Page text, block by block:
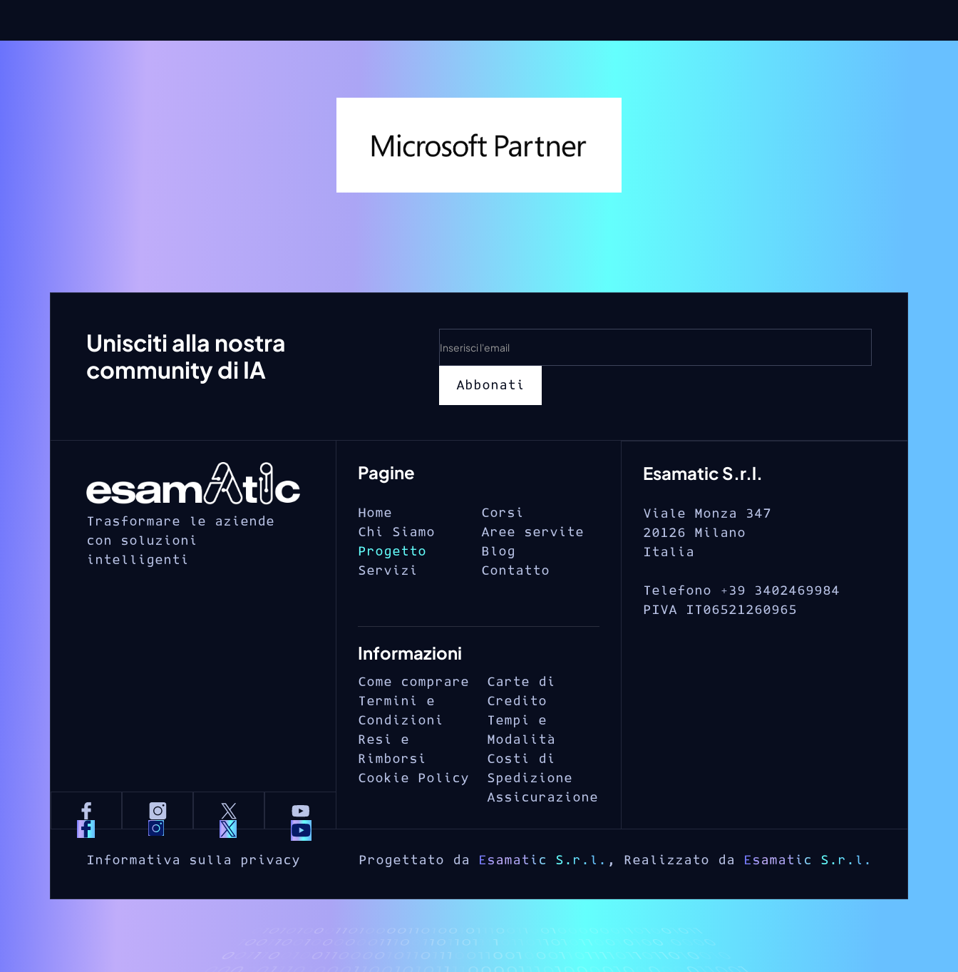
Unisciti alla nostra
community di IA
Trasformare le aziende
con soluzioni
intelligenti
Pagine
Home
Chi Siamo
Progetto
Servizi
Corsi
Aree servite
Blog
Contatto
Informazioni
Come comprare
Termini e
Condizioni
Resi e
Rimborsi
Cookie Policy
Carte di
Credito
Tempi e
Modalità
Costi di
Spedizione
Assicurazione
Esamatic S.r.l.
Viale Monza 347
20126 Milano
Italia
Telefono +39 3402469984
PIVA IT06521260965
Informativa sulla privacy Progettato da Esamatic S.r.l. , Realizzato da Esamatic S.r.l.